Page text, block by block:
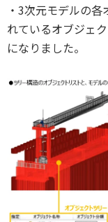
・3次元モデルの
れているオブジェ
になりました。